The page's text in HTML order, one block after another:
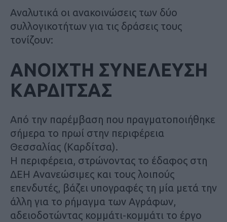
Αναλυτικά οι ανακοινώσεις των δύο
συλλογικοτήτων για τις δράσεις τους
τονίζουν:
ΑΝΟΙΧΤΗ ΣΥΝΕΛΕΥΣΗ
ΚΑΡΔΙΤΣΑΣ
Από την παρέμβαση που πραγματοποιήθηκε
σήμερα το πρωί στην περιφέρεια
Θεσσαλίας (Καρδίτσα).
Η περιφέρεια, στρώνοντας το έδαφος στη
ΔΕΗ Ανανεώσιμες και τους λοιπούς
επενδυτές, βάζει υπογραφές τη μία μετά την
άλλη για το ρήμαγμα των Αγράφων,
αδειοδοτώντας κομμάτι-κομμάτι το έργο